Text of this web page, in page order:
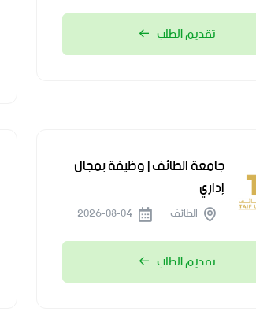
تقديم الطلب
جامعة الطائف | وظيفة بمجال
إداري
الطائف
تقديم الطلب